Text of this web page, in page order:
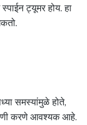
ट्यूमर होय. हा
समस्यांमुळे होते,
करणे आवश्यक आहे.